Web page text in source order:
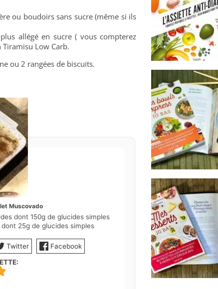
ou boudoirs sans sucre (même si ils
allégé en sucre ( vous compterez
Low Carb.
ou 2 rangées de biscuits.
Muscovado
dont 150g de glucides simples
25g de glucides simples
Twitter
Facebook